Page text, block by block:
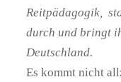
Reitpädagogik,
durch und bringt
Deutschland.
Es kommt nicht